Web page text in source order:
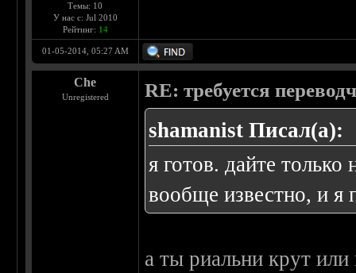
Темы: 10
У нас с: Jul 2010
Рейтинг: 14
01-05-2014, 05:27 AM
Che
Unregistered RE: требуется
shamanist Писал(а):
я готов. дайте только
вообще известно, и я
а ты риальни крут или